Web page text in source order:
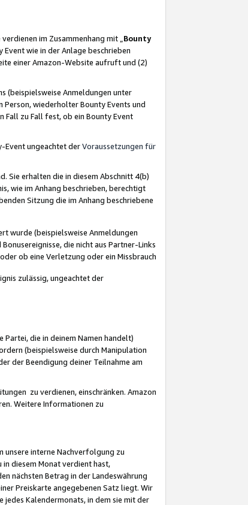
im Zusammenhang mit „ Bounty
wie in der Anlage beschrieben
einer Amazon-Website aufruft und (2)
(beispielsweise Anmeldungen unter
wiederholter Bounty Events und
Fall zu Fall fest, ob ein Bounty Event
Event ungeachtet derVoraussetzungen für
Sie erhalten die in diesem Abschnitt 4(b)
wie im Anhang beschrieben, berechtigt
Sitzung die im Anhang beschriebene
wurde (beispielsweise Anmeldungen
die nicht aus Partner-Links
ob eine Verletzung oder ein Missbrauch
zulässig, ungeachtet der
die in deinem Namen handelt)
(beispielsweise durch Manipulation
der Beendigung deiner Teilnahme am
zu verdienen, einschränken. Amazon
Weitere Informationen zu
unsere interne Nachverfolgung zu
diesem Monat verdient hast,
nächsten Betrag in der Landeswährung
Preiskarte angegebenen Satz liegt. Wir
Kalendermonats, in dem sie mit der